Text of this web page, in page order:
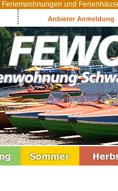
Ferienwohnungen und
Anbieter Anmeldung